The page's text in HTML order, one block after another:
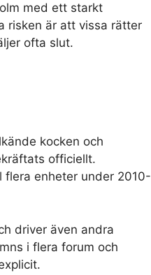
med ett starkt
risken är att vissa rätter
ofta slut.
kocken och
officiellt.
flera enheter under 2010-
driver även andra
i flera forum och